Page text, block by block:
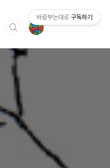
바람부는대로 구독하기